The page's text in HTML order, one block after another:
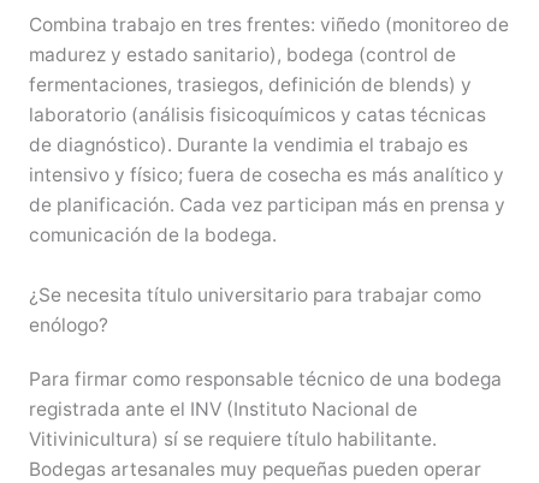
Combina trabajo en tres frentes: viñedo (monitoreo de
madurez y estado sanitario), bodega (control de
fermentaciones, trasiegos, definición de blends) y
laboratorio (análisis fisicoquímicos y catas técnicas
de diagnóstico). Durante la vendimia el trabajo es
intensivo y físico; fuera de cosecha es más analítico y
de planificación. Cada vez participan más en prensa y
comunicación de la bodega.
¿Se necesita título universitario para trabajar como
enólogo?
Para firmar como responsable técnico de una bodega
registrada ante el INV (Instituto Nacional de
Vitivinicultura) sí se requiere título habilitante.
Bodegas artesanales muy pequeñas pueden operar